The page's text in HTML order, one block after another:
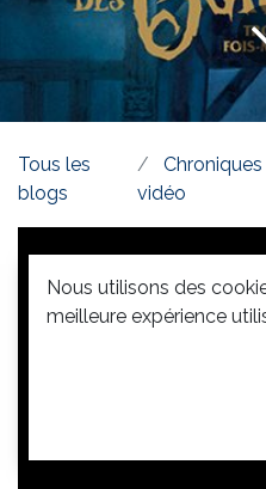
Tous les
blogs
Chroniques
vidéo
Nous utilisons des
meilleure expérience